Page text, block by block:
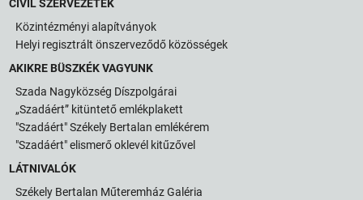
CIVIL SZERVEZETEK
Közintézményi alapítványok
Helyi regisztrált önszerveződő közösségek
AKIKRE BÜSZKÉK VAGYUNK
Szada Nagyközség Díszpolgárai
„Szadáért” kitüntető emlékplakett
"Szadáért" Székely Bertalan emlékérem
"Szadáért" elismerő oklevél kitűzővel
LÁTNIVALÓK
Székely Bertalan Műteremház Galéria